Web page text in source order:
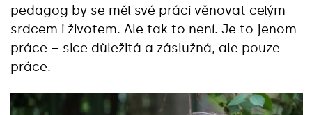
pedagog by se měl své práci věnovat celým
srdcem i životem. Ale tak to není. Je to jenom
práce – sice důležitá a záslužná, ale pouze
práce.